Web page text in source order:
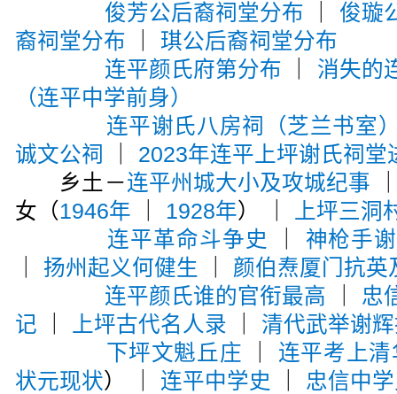
俊芳公后裔祠堂分布
俊璇
裔祠堂分布
琪公后裔祠堂分布
连平颜氏府第分布
消失的
（连平中学前身）
连平谢氏八房祠（芝兰书室
诚文公祠
2023年连平上坪谢氏祠堂
乡土－连平州城大小及攻城纪事
女（1946年 1928年） ｜
上坪三洞
连平革命斗争史
神枪手
扬州起义何健生
颜伯焘厦门抗英
连平颜氏谁的官衔最高
忠
记
上坪古代名人录
清代武举谢
下坪文魁丘庄
连平考上
状元现状） ｜ 连平中学史
忠信中